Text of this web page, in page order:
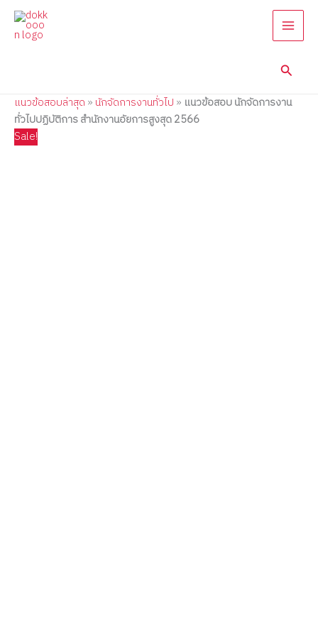
Skip
content
แนวข้อสอบล่าสุด » นักจัดการงานทั่วไป » แนวข้อสอบ นักจัดการงาน
ทั่วไปปฏิบัติการ สำนักงานอัยการสูงสุด 2566
Sale!
ข้อสอบ
นัก
การ
สำนักงาน
อัยการ
สูงสุด